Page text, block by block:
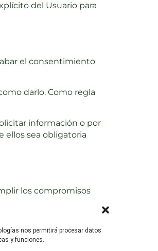
nos permitirá procesar datos
y funciones.
del Usuario para
el consentimiento
darlo. Como regla
información o por
ellos sea obligatoria
los compromisos
propias del
el Contenido